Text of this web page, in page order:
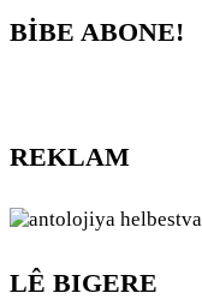
BİBE ABONE!
REKLAM
LÊ BIGERE